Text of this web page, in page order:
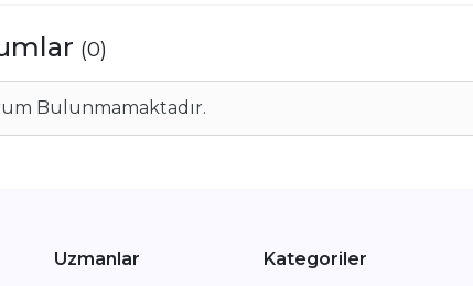
(0)
Bulunmamaktadır.
Uzmanlar Kategoriler